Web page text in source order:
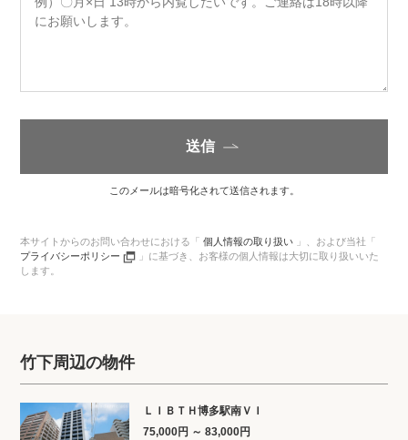
送信
このメールは暗号化されて送信されます。
本サイトからのお問い合わせにおける「個人情報の取り扱い 」、 および当社「
プライバシーポリシー
」に基づき、 お客様の個人情報は大切に取り扱いいた
します。
竹下周辺の物件
ＬＩＢＴＨ博多駅南ＶＩ
75,000円 ～ 83,000円